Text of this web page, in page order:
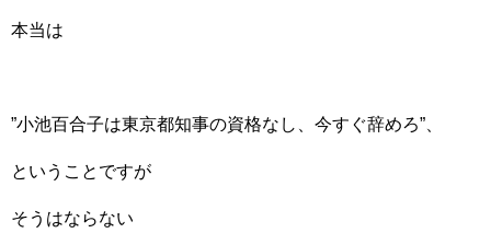
本当は
”小池百合子は東京都知事の資格なし、今すぐ辞めろ”、
ということですが
そうはならない